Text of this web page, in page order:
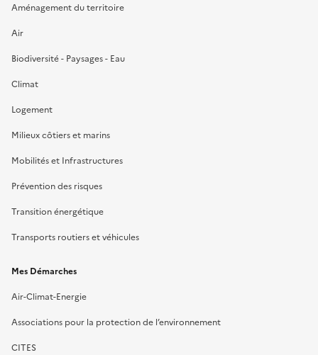
Aménagement du territoire
Air
Biodiversité - Paysages - Eau
Climat
Logement
Milieux côtiers et marins
Mobilités et Infrastructures
Prévention des risques
Transition énergétique
Transports routiers et véhicules
Mes Démarches
Air-Climat-Energie
Associations pour la protection de l’environnement
CITES